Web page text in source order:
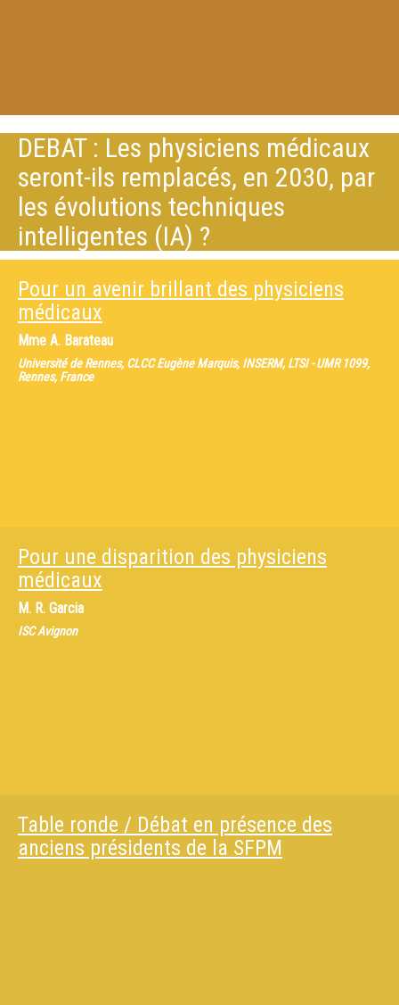
DEBAT : Les physiciens médicaux
seront-ils remplacés, en 2030, par
les évolutions techniques
intelligentes (IA) ?
Pour un avenir brillant des physiciens
médicaux
Mme A. Barateau
Université de Rennes, CLCC Eugène Marquis, INSERM, LTSI - UMR 1099,
Rennes, France
Pour une disparition des physiciens
médicaux
M. R. Garcia
ISC Avignon
Table ronde / Débat en présence des
anciens présidents de la SFPM